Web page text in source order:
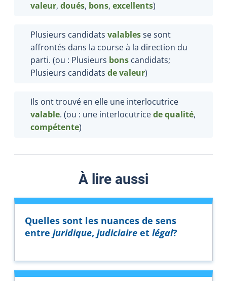
valeur, doués, bons, excellents)
Plusieurs candidats valablesse sont
affrontés dans la course à la direction du
parti. (ou : Plusieurs bons candidats;
Plusieurs candidats de valeur)
Ils ont trouvé en elle une interlocutrice
valable. (ou : une interlocutricede qualité,
compétente)
À lire aussi
Quelles sont les nuances de sens
entre juridique, judiciaire et légal?